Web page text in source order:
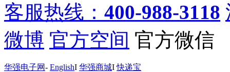
客服热线： 400-988-3118
微博 官方空间 官方微信
华强电子网- EnglishI 华强商城I快递宝